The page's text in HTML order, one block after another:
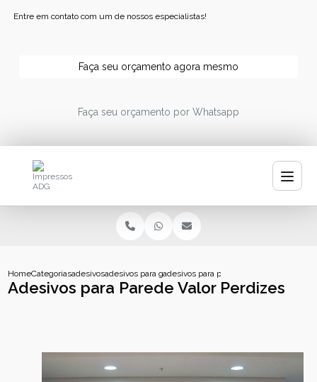
Entre em contato com um de nossos especialistas!
Faça seu orçamento agora mesmo
Faça seu orçamento por Whatsapp
HomeCategoriasadesivosadesivos para garrafa de aguaadesivos para parede valor perdizes
Adesivos para Parede Valor Perdizes